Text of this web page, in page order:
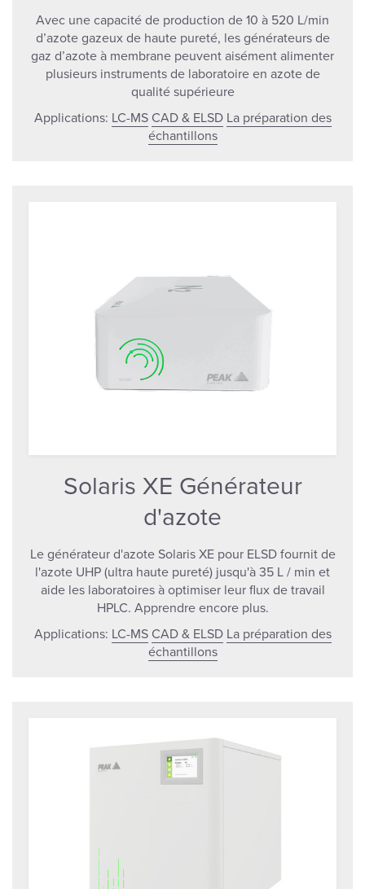
Avec une capacité de production de 10 à 520 L/min
d’azote gazeux de haute pureté, les générateurs de
gaz d’azote à membrane peuvent aisément alimenter
plusieurs instruments de laboratoire en azote de
qualité supérieure
Applications: LC-MS CAD & ELSD La préparation des
échantillons
Solaris XE Générateur
d'azote
Le générateur d'azote Solaris XE pour ELSD fournit de
l'azote UHP (ultra haute pureté) jusqu'à 35 L / min et
aide les laboratoires à optimiser leur flux de travail
HPLC. Apprendre encore plus.
Applications: LC-MS CAD & ELSD La préparation des
échantillons